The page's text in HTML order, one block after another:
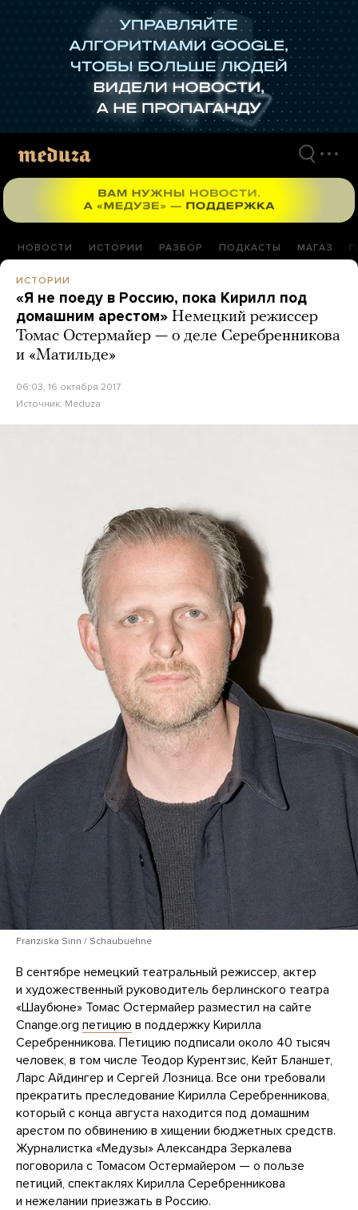
НОВОСТИ ИСТОРИИ РАЗБОР ПОДКАСТЫ МАГАЗ
ИСТОРИИ
«Я не поеду в Россию, пока Кирилл под
домашним арестом» Немецкий режиссер
Томас Остермайер — о деле Серебренникова
и «Матильде»
06:03, 16 октября 2017
Источник: Meduza
Franziska Sinn / Schaubuehne
В сентябре немецкий театральный режиссер, актер
и художественный руководитель берлинского театра
«Шаубюне» Томас Остермайер разместил на сайте
Cnange.org петицию в поддержку Кирилла
Серебренникова. Петицию подписали около 40 тысяч
человек, в том числе Теодор Курентзис, Кейт Бланшет,
Ларс Айдингер и Сергей Лозница. Все они требовали
прекратить преследование Кирилла Серебренникова,
который с конца августа находится под домашним
арестом по обвинению в хищении бюджетных средств.
Журналистка «Медузы» Александра Зеркалева
поговорила с Томасом Остермайером — о пользе
петиций, спектаклях Кирилла Серебренникова
и нежелании приезжать в Россию.